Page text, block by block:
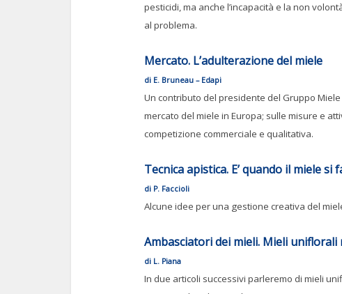
pesticidi, ma anche l’incapacità e la non
al problema.
Mercato. L’adulterazione del miele
di E. Bruneau – Edapi
Un contributo del presidente del Gruppo
mercato del miele in Europa; sulle misure e
competizione commerciale e qualitativa.
Tecnica apistica. E’ quando il miele
di P. Faccioli
Alcune idee per una gestione creativa del
Ambasciatori dei mieli. Mieli
di L. Piana
In due articoli successivi parleremo di mieli